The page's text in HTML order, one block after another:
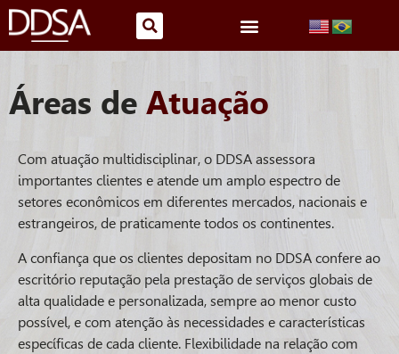
Áreas de Atuação
Com atuação multidisciplinar, o DDSA assessora
importantes clientes e atende um amplo espectro de
setores econômicos em diferentes mercados, nacionais e
estrangeiros, de praticamente todos os continentes.
A confiança que os clientes depositam no DDSA confere ao
escritório reputação pela prestação de serviços globais de
alta qualidade e personalizada, sempre ao menor custo
possível, e com atenção às necessidades e características
específicas de cada cliente. Flexibilidade na relação com